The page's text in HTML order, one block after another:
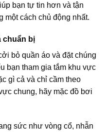
bạn tự tin hơn và tận
cách chủ động nhất.
chuẩn bị
bỏ quần áo và đặt chúng
bạn tham gia tắm khu vực
gì cả và chỉ cầm theo
chung, hãy mặc đồ bơi
sức như vòng cổ, nhẫn